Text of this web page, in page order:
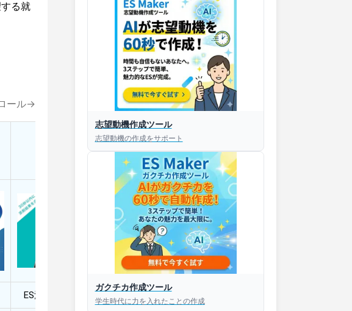
る就
ール→
今すぐESを
添削してほしい！
ES添削・面接対策アプリ【無料】
志望動機作成ツール
志望動機の作成をサポート
ガクチカ作成ツール
学生時代に力を入れたことの作成